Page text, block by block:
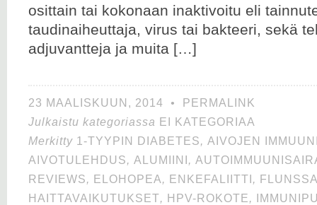
osittain tai kokonaan inaktivoitu eli
taudinaiheuttaja, virus tai bakteeri, sekä
adjuvantteja ja muita […]
23 MAALISKUUN, 2014 •
PERMALINK
Julkaistu kategoriassa EI KATEGORIAA
Merkitty 1-TYYPIN DIABETES, AIVOJEN
AIVOTULEHDUS, ALUMIINI ,
REVIEWS, ELOHOPEA, ENKEFALIITTI ,
HAITTAVAIKUTUKSET, HPV-ROKOTE,